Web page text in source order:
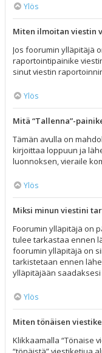
Ylös
Miten ilmoitan viestin
Jos foorumin ylläpitäjä
raportointipainike
sinut viestin
Ylös
Mitä “Tallenna”-
Tämän avulla on
kirjoittaa loppuun ja
luonnoksen, vieraile
Ylös
Miksi minun viestini
Foorumin ylläpitäjä on
tulee tarkastaa ennen
foorumin ylläpitäjä on
tarkistetaan ennen
ylläpitäjään
Ylös
Miten tönäisen
Klikkaamalla “Tönaise